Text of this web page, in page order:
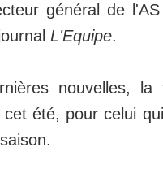
général de
L'Equipe.
nouvelles,
été, pour celui